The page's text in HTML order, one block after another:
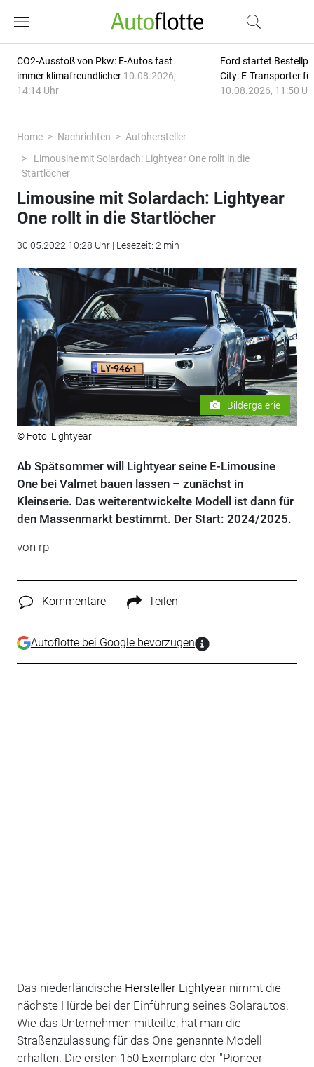
CO2-Ausstoß von Pkw: E-Autos fast
immer klimafreundlicher 10.08.2026,
14:14 Uhr
Ford startet
City: E-Transporter
10.08.2026, 11:50
Home Nachrichten
Autohersteller
Limousine mit Solardach: Lightyear One rollt in die
Startlöcher
Limousine mit Solardach: Lightyear
One rollt in die Startlöcher
30.05.2022 10:28 Uhr | Lesezeit: 2 min
Bildergalerie
© Foto: Lightyear
Ab Spätsommer will Lightyear seine E-Limousine
One bei Valmet bauen lassen – zunächst in
Kleinserie. Das weiterentwickelte Modell ist dann für
den Massenmarkt bestimmt. Der Start: 2024/2025.
von rp
Kommentare Teilen
Autoflotte bei Google bevorzugen
Das niederländische Hersteller Lightyearnimmt die
nächste Hürde bei der Einführung seines Solarautos.
Wie das Unternehmen mitteilte, hat man die
Straßenzulassung für das One genannte Modell
erhalten. Die ersten 150 Exemplare der "Pioneer